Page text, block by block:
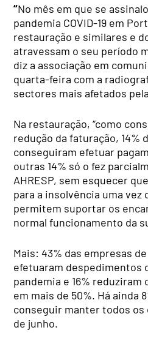
“No mês em que se
pandemia COVID-19 em
restauração e similares e
atravessam o seu período
diz a associação em
quarta-feira com a
sectores mais afetados
Na restauração, “como
redução da faturação, 14%
conseguiram efetuar
outras 14% só o fez
AHRESP, sem esquecer
para a insolvência uma vez
permitem suportar os
normal funcionamento da
Mais: 43% das empresas
efetuaram despedimentos
pandemia e 16%
em mais de 50%. Há ainda
conseguir manter todos os
de junho.